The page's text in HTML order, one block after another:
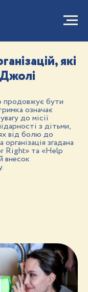
які
продовжує бути
означає
до місії
з дітьми,
від болю до
згадана
Right» та «Help
внесок